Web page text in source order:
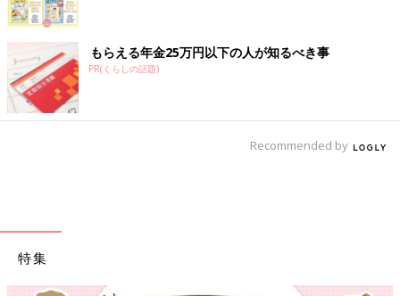
もらえる年金25万円以下の人が知るべき事
PR(くらしの話題)
Recommended by
特集